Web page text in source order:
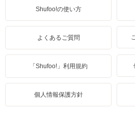
Shufoo!の使い方
よくあるご質問
「Shufoo!」利用規約
個人情報保護方針